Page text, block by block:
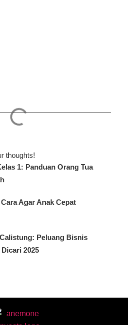
thoughts!
1: Panduan Orang Tua
Agar Anak Cepat
Peluang Bisnis
2025